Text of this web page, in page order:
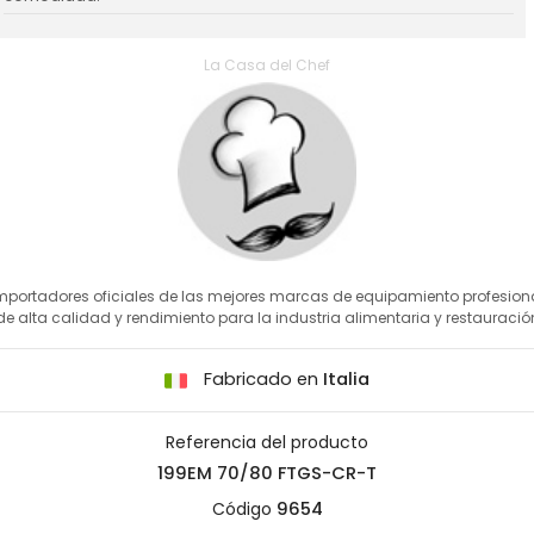
La Casa del Chef
oficiales de las mejores marcas de equipamiento
alta calidad y rendimiento para la industria alimentaria y
Fabricado en Italia
Referencia del producto
199EM 70/80 FTGS-CR-T
Código 9654